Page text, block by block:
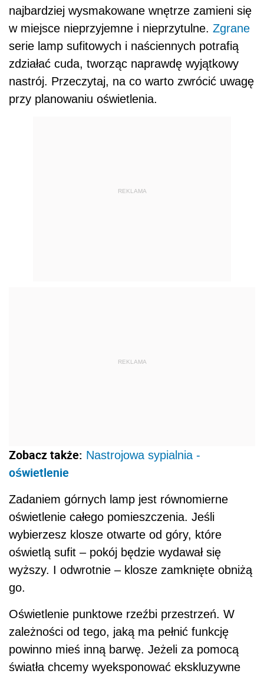
najbardziej wysmakowane wnętrze zamieni się
w miejsce nieprzyjemne i nieprzytulne. Zgrane
serie lamp sufitowych i naściennych potrafią
zdziałać cuda, tworząc naprawdę wyjątkowy
nastrój. Przeczytaj, na co warto zwrócić uwagę
przy planowaniu oświetlenia.
REKLAMA
REKLAMA
Zobacz także: Nastrojowa sypialnia -
oświetlenie
Zadaniem górnych lamp jest równomierne
oświetlenie całego pomieszczenia. Jeśli
wybierzesz klosze otwarte od góry, które
oświetlą sufit – pokój będzie wydawał się
wyższy. I odwrotnie – klosze zamknięte obniżą
go.
Oświetlenie punktowe rzeźbi przestrzeń. W
zależności od tego, jaką ma pełnić funkcję
powinno mieś inną barwę. Jeżeli za pomocą
światła chcemy wyeksponować ekskluzywne